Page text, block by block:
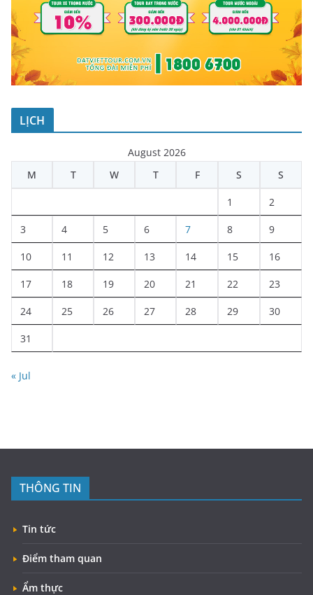
LỊCH
August 2026
M
T W T F S S
1 2
3 4 5 6 7 8 9
10 11 12 13 14 15 16
17 18 19 20 21 22 23
24 25 26 27 28 29 30
31
« Jul
THÔNG TIN
Tin tức
Điểm tham quan
Ẩm thực